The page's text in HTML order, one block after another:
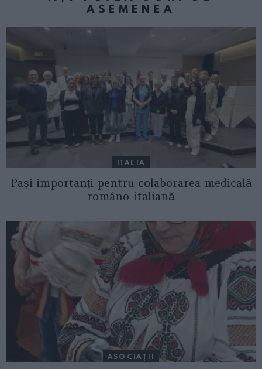
ASEMENEA
ITALIA
Pași importanți pentru colaborarea medicală
româno-italiană
ASOCIAŢII